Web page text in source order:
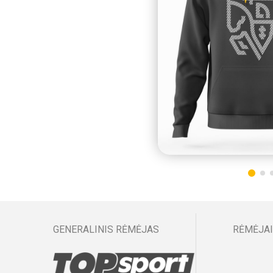
GENERALINIS RĖMĖJAS RĖMĖJAI